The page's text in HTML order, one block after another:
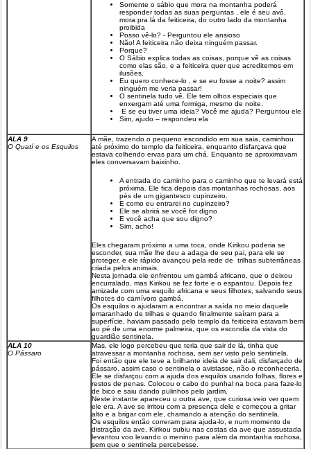
Somente o sábio que mora na montanha poderá
responder todas as suas perguntas , ele é seu avô,
mora pra lá da feiticeira, do outro lado da montanha
proibida
Posso vê-lo? - Perguntou ele ansioso
Não! A feiticeira não deixa ninguém passar.
Porque?
O Sábio explica todas as coisas, porque vê as coisas
como elas são, e a feiticeira quer que acreditemos em
ilusões.
Eu quero conhece-lo , e se eu fosse a noite? assim
ninguém me veria passar!
O sentinela tudo vê. Ele tem olhos especiais que
enxergam até uma formiga, mesmo de noite.
E se eu tiver uma ideia? Você me ajuda? Perguntou ele
Sim, ajudo – respondeu ela
ALA 9
O Quatí e os Esquilos
A mãe, trazendo o pequeno escondido em sua saia, caminhou
até próximo do templo da feiticeira, enquanto disfarçava que
estava colhendo ervas para um chá. Enquanto se aproximavam
eles conversavam baixinho.
A entrada do caminho para o caminho que te levará está
próxima. Ele fica depois das montanhas rochosas, aos
pés de um gigantesco cupinzeiro.
E como eu entrarei no cupinzeiro?
Ele se abrirá se você for digno
E você acha que sou digno?
Sim, acho!
Eles chegaram próximo a uma toca, onde Kirikou poderia se
esconder, sua mãe lhe deu a adaga de seu pai, para ele se
proteger, e ele rápido avançou pela rede de trilhas subterrâneas
criada pelos animais.
Nesta jornada ele enfrentou um gambá africano, que o deixou
encurralado, mas Kirikou se fez forte e o espantou. Depois fez
amizade com uma esquilo africana e seus filhotes, salvando seus
filhotes do carnívoro gambá.
Os esquilos o ajudaram a encontrar a saída no meio daquele
emaranhado de trilhas e quando finalmente saíram para a
superfície, haviam passado pelo templo da feiticeira estavam bem
ao pé de uma enorme palmeira, que os escondia da vista do
guardião sentinela.
ALA 10
O Pássaro
Mas, ele logo percebeu que teria que sair de lá, tinha que
atravessar a montanha rochosa, sem ser visto pelo sentinela.
Foi então que ele teve a brilhante ideia de sair dali, disfarçado de
pássaro, assim caso o sentinela o avistasse, não o reconheceria.
Ele se disfarçou com a ajuda dos esquilos usando folhas, flores e
restos de penas. Colocou o cabo do punhal na boca para faze-lo
de bico e saiu dando pulinhos pelo jardim.
Neste instante apareceu u outra ave, que curiosa veio ver quem
ele era. A ave se irritou com a presença dele e começou a gritar
alto e a brigar com ele, chamando a atenção do sentinela.
Os esquilos então correram para ajuda-lo, e num momento de
distração da ave, Kirikou subiu nas costas da ave que assustada
levantou voo levando o menino para além da montanha rochosa,
sem que o sentinela percebesse.